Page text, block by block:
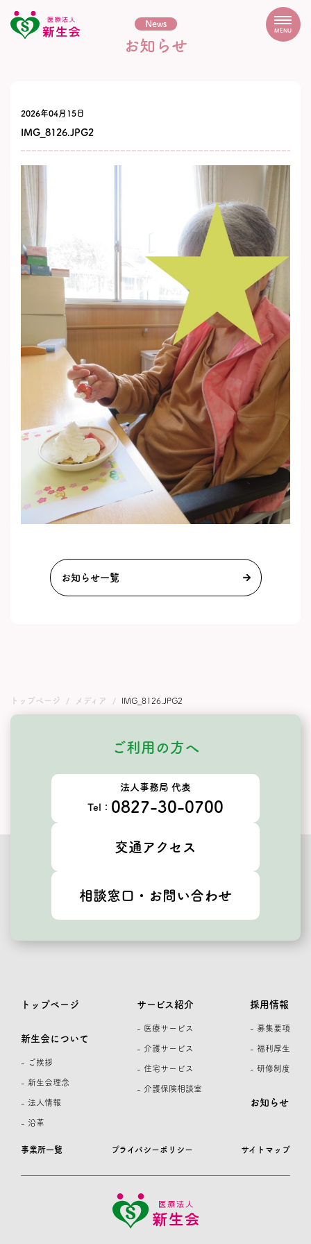
MENU
News
お知らせ
2026年04月15日
IMG_8126.JPG2
お知らせ一覧
トップページ メディア IMG_8126.JPG2
ご利用の方へ
法人事務局 代表
Tel： 0827-30-0700
交通アクセス
相談窓口・お問い合わせ
事業所一覧 プライバシーポリシー サイトマップ
トップページ
新生会について
- ご挨拶
- 新生会理念
- 法人情報
- 沿革
サービス紹介
- 医療サービス
- 介護サービス
- 住宅サービス
- 介護保険相談室
採用情報
- 募集要項
- 福利厚生
- 研修制度
お知らせ